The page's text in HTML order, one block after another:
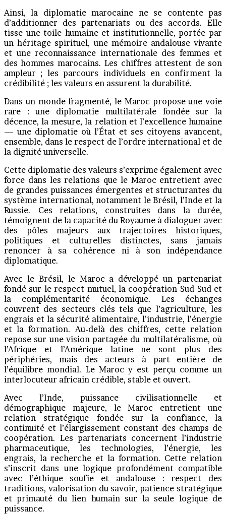
Ainsi, la diplomatie marocaine ne se contente pas
d’additionner des partenariats ou des accords. Elle
tisse une toile humaine et institutionnelle, portée par
un héritage spirituel, une mémoire andalouse vivante
et une reconnaissance internationale des femmes et
des hommes marocains. Les chiffres attestent de son
ampleur ; les parcours individuels en confirment la
crédibilité ; les valeurs en assurent la durabilité.
Dans un monde fragmenté, le Maroc propose une voie
rare : une diplomatie multilatérale fondée sur la
décence, la mesure, la relation et l’excellence humaine
— une diplomatie où l’État et ses citoyens avancent,
ensemble, dans le respect de l’ordre international et de
la dignité universelle.
Cette diplomatie des valeurs s’exprime également avec
force dans les relations que le Maroc entretient avec
de grandes puissances émergentes et structurantes du
système international, notamment le Brésil, l’Inde et la
Russie. Ces relations, construites dans la durée,
témoignent de la capacité du Royaume à dialoguer avec
des pôles majeurs aux trajectoires historiques,
politiques et culturelles distinctes, sans jamais
renoncer à sa cohérence ni à son indépendance
diplomatique.
Avec le Brésil, le Maroc a développé un partenariat
fondé sur le respect mutuel, la coopération Sud-Sud et
la complémentarité économique. Les échanges
couvrent des secteurs clés tels que l’agriculture, les
engrais et la sécurité alimentaire, l’industrie, l’énergie
et la formation. Au-delà des chiffres, cette relation
repose sur une vision partagée du multilatéralisme, où
l’Afrique et l’Amérique latine ne sont plus des
périphéries, mais des acteurs à part entière de
l’équilibre mondial. Le Maroc y est perçu comme un
interlocuteur africain crédible, stable et ouvert.
Avec l’Inde, puissance civilisationnelle et
démographique majeure, le Maroc entretient une
relation stratégique fondée sur la confiance, la
continuité et l’élargissement constant des champs de
coopération. Les partenariats concernent l’industrie
pharmaceutique, les technologies, l’énergie, les
engrais, la recherche et la formation. Cette relation
s’inscrit dans une logique profondément compatible
avec l’éthique soufie et andalouse : respect des
traditions, valorisation du savoir, patience stratégique
et primauté du lien humain sur la seule logique de
puissance.